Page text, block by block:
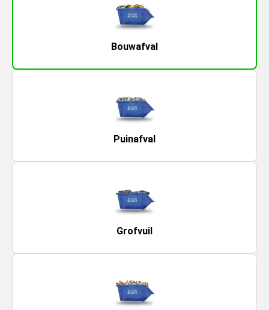
Bouwafval
Puinafval
Grofvuil